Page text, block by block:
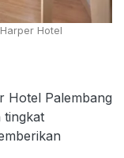
Hotel
Hotel Palembang
tingkat